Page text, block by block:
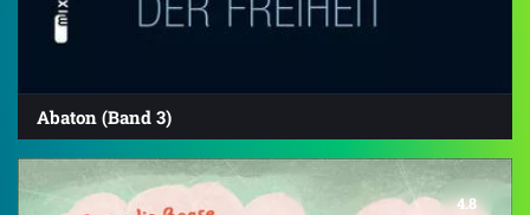
Abaton (Band 3)
4.8